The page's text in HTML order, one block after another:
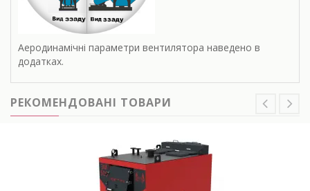
Аеродинамічні параметри вентилятора наведено в
додатках.
РЕКОМЕНДОВАНІ ТОВАРИ